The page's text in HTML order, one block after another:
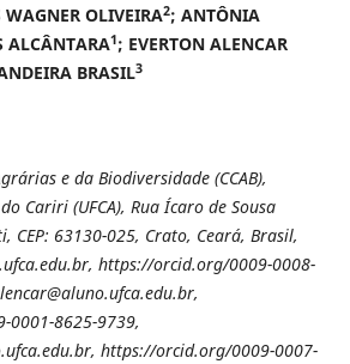
WAGNER OLIVEIRA2; ANTÔNIA
ALCÂNTARA1; EVERTON ALENCAR
BRASIL3
e da Biodiversidade (CCAB),
Cariri (UFCA), Rua Ícaro de Sousa
63130-025, Crato, Ceará, Brasil,
https://orcid.org/0009-0008-
8625-9739,
https://orcid.org/0009-0007-